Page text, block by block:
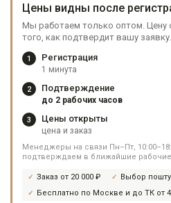
Цены видны после
Мы работаем только оптом. Цену
того, как подтвердит вашу заявку.
1 Регистрация
1 минута
2 Подтверждение
до 2 рабочих часов
3 Цены открыты
цена и заказ
Менеджеры на связи Пн–Пт,
подтверждаем в ближайшие
Заказ от 20 000 ₽ Выбор
Бесплатно по Москве и до ТК от